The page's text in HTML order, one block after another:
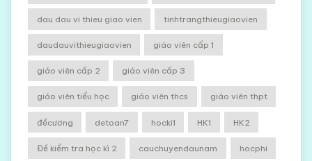
dau dau vi thieu giao vien tinhtrangthieugiaovien
daudauvithieugiaovien giáo viên cấp 1
giáo viên cấp 2 giáo viên cấp 3
giáo viên tiểu học giáo viên thcs giáo viên thpt
đềcương detoan7 hocki1 HK1 HK2
Đề kiểm tra học kì 2 cauchuyendaunam hocphi